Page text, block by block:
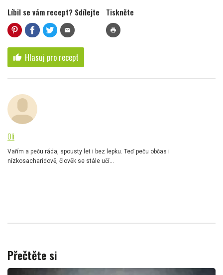
Líbil se vám recept? Sdílejte
mail
Tiskněte
print
thumb_up Hlasuj pro recept
Oli
Vařím a peču ráda, spousty let i bez lepku. Teď peču občas i
nízkosacharidově, člověk se stále učí...
Přečtěte si